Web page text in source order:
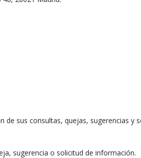
sus consultas, quejas, sugerencias y
sugerencia o solicitud de información.